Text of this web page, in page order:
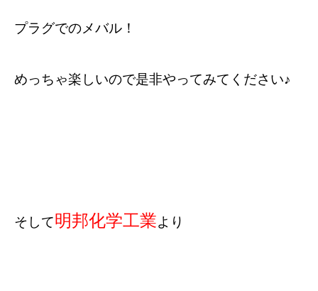
プラグでのメバル！
めっちゃ楽しいので是非やってみてください♪
そして明邦化学工業より